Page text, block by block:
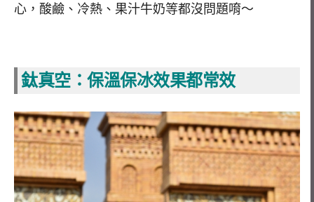
心，酸鹼、冷熱、果汁牛奶等都沒問題唷～
鈦真空：保溫保冰效果都常效